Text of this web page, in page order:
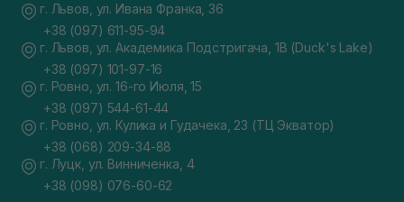
Выбирать бьюти-продукты для ежедневного
моделирования прически нужно максимально
ответственно, ведь здоровье локонов зависит от качества
компонентов. И именно профессиональные средства для
укладки волос кардинально отличаются своей
безопасностью и конечным результатом на прядях.
Салонные линейки имеют высокотехнологичные формулы,
обогащенные растительными экстрактами, витаминами и
действенными термозащитными компонентами. Благодаря
этому локоны получают полноценный уход за прядями
непосредственно во время сушки или
горячего накручивания.
г. Львов, ул. Ивана Франка, 36
+38 (097) 611-95-94
г. Львов, ул. Академика Подстригача, 1В (Duck's Lake)
+38 (097) 101-97-16
г. Ровно, ул. 16-го Июля, 15
+38 (097) 544-61-44
г. Ровно, ул. Кулика и Гудачека, 23 (ТЦ Экватор)
+38 (068) 209-34-88
г. Луцк, ул. Винниченка, 4
+38 (098) 076-60-62